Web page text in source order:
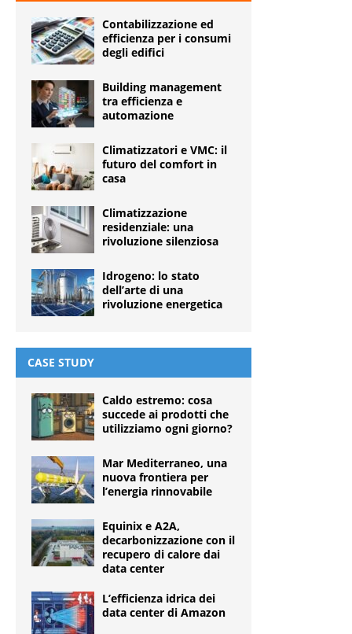
Contabilizzazione ed
efficienza per i consumi
degli edifici
Building management
tra efficienza e
automazione
Climatizzatori e VMC: il
futuro del comfort in
casa
Climatizzazione
residenziale: una
rivoluzione silenziosa
Idrogeno: lo stato
dell’arte di una
rivoluzione energetica
CASE STUDY
Caldo estremo: cosa
succede ai prodotti che
utilizziamo ogni giorno?
Mar Mediterraneo, una
nuova frontiera per
l’energia rinnovabile
Equinix e A2A,
decarbonizzazione con il
recupero di calore dai
data center
L’efficienza idrica dei
data center di Amazon